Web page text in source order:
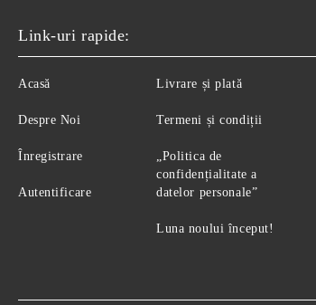
Link-uri rapide:
Acasă
Despre Noi
Înregistrare
Autentificare
Livrare și plată
Termeni și condiții
„Politica de
confidențialitate a
datelor personale”
Luna noului început!